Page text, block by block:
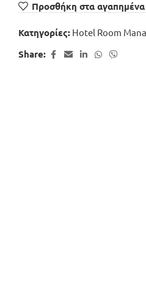
Προσθήκη στα αγαπημένα
Κατηγορίες: Hotel Room
Share: